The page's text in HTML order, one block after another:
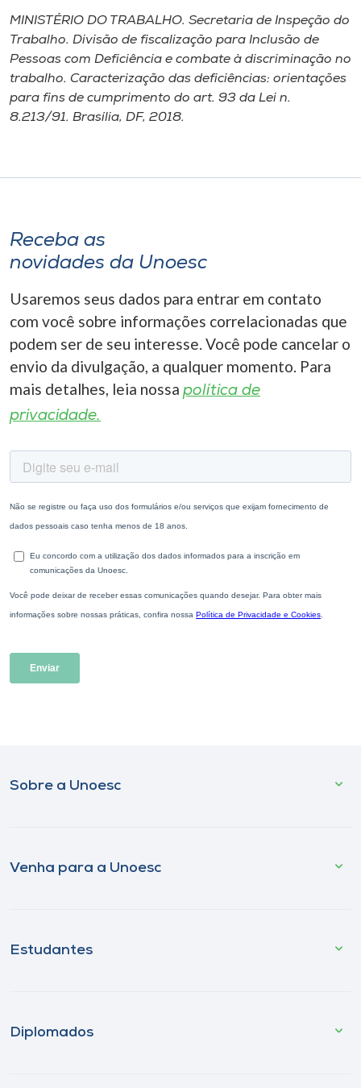
MINISTÉRIO DO TRABALHO. Secretaria de Inspeção do
Trabalho. Divisão de fiscalização para Inclusão de
Pessoas com Deficiência e combate à discriminação no
trabalho. Caracterização das deficiências: orientações
para fins de cumprimento do art. 93 da Lei n.
8.213/91. Brasília, DF, 2018.
Receba as
novidades da Unoesc
Usaremos seus dados para entrar em contato
com você sobre informações correlacionadas que
podem ser de seu interesse. Você pode cancelar o
envio da divulgação, a qualquer momento. Para
mais detalhes, leia nossa política de
privacidade.
Sobre a Unoesc
Venha para a Unoesc
Estudantes
Diplomados